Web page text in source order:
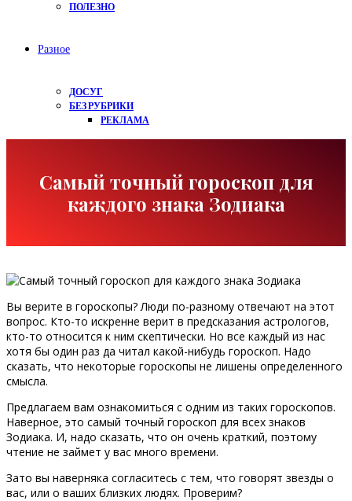
ПОЛЕЗНО
Разное
ДОСУГ
БЕЗ РУБРИКИ
РЕКЛАМА
Самый точный гороскоп для
каждого знака Зодиака
Вы верите в гороскопы? Люди по-разному отвечают на этот
вопрос. Кто-то искренне верит в предсказания астрологов,
кто-то относится к ним скептически. Но все каждый из нас
хотя бы один раз да читал какой-нибудь гороскоп. Надо
сказать, что некоторые гороскопы не лишены определенного
смысла.
Предлагаем вам ознакомиться с одним из таких гороскопов.
Наверное, это самый точный гороскоп для всех знаков
Зодиака. И, надо сказать, что он очень краткий, поэтому
чтение не займет у вас много времени.
Зато вы наверняка согласитесь с тем, что говорят звезды о
вас, или о ваших близких людях. Проверим?